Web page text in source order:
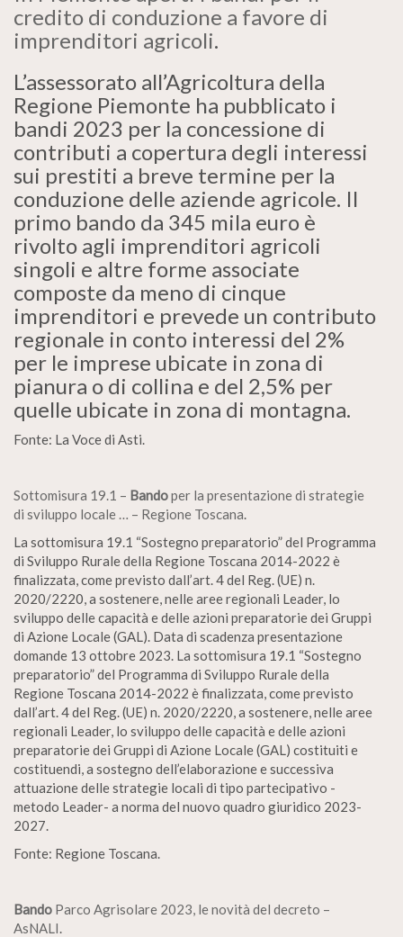
credito di conduzione a favore di
imprenditori agricoli.
L’assessorato all’Agricoltura della
Regione Piemonte ha pubblicato i
bandi 2023 per la concessione di
contributi a copertura degli interessi
sui prestiti a breve termine per la
conduzione delle aziende agricole. Il
primo bando da 345 mila euro è
rivolto agli imprenditori agricoli
singoli e altre forme associate
composte da meno di cinque
imprenditori e prevede un contributo
regionale in conto interessi del 2%
per le imprese ubicate in zona di
pianura o di collina e del 2,5% per
quelle ubicate in zona di montagna.
Fonte: La Voce di Asti.
Sottomisura 19.1 – Bandoper la presentazione di strategie
di sviluppo locale … – Regione Toscana.
La sottomisura 19.1 “Sostegno preparatorio” del Programma
di Sviluppo Rurale della Regione Toscana 2014-2022 è
finalizzata, come previsto dall’art. 4 del Reg. (UE) n.
2020/2220, a sostenere, nelle aree regionali Leader, lo
sviluppo delle capacità e delle azioni preparatorie dei Gruppi
di Azione Locale (GAL). Data di scadenza presentazione
domande 13 ottobre 2023. La sottomisura 19.1 “Sostegno
preparatorio” del Programma di Sviluppo Rurale della
Regione Toscana 2014-2022 è finalizzata, come previsto
dall’art. 4 del Reg. (UE) n. 2020/2220, a sostenere, nelle aree
regionali Leader, lo sviluppo delle capacità e delle azioni
preparatorie dei Gruppi di Azione Locale (GAL) costituiti e
costituendi, a sostegno dell’elaborazione e successiva
attuazione delle strategie locali di tipo partecipativo -
metodo Leader- a norma del nuovo quadro giuridico 2023-
2027.
Fonte: Regione Toscana.
Bando Parco Agrisolare 2023, le novità del decreto –
AsNALI.